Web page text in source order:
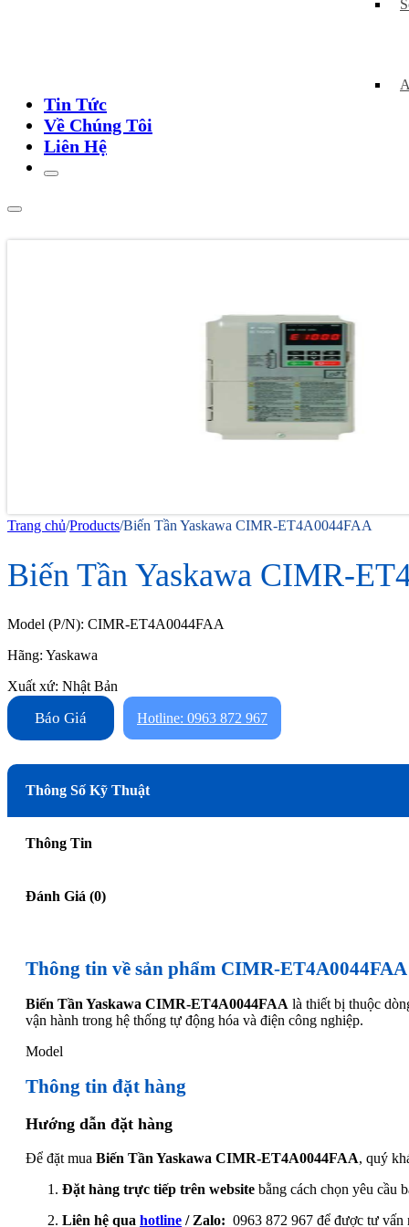
Tin Tức
Về Chúng Tôi
Liên Hệ
Trang chủ/Products/Biến Tần Yaskawa CIMR-ET4A0044FAA
Biến Tần Yaskawa CIMR-
Model (P/N): CIMR-ET4A0044FAA
Hãng: Yaskawa
Xuất xứ: Nhật Bản
Báo Giá Hotline: 0963 872 967
Thông Số Kỹ Thuật
Thông Tin
Đánh Giá (0)
Thông tin về sản phẩm CIMR-ET4A0044FAA
Biến Tần Yaskawa CIMR-ET4A0044FAA là thiết bị thuộc
vận hành trong hệ thống tự động hóa và điện công nghiệp.
Model
Thông tin đặt hàng
Hướng dẫn đặt hàng
Để đặt mua Biến Tần Yaskawa CIMR-ET4A0044FAA, quý
Đặt hàng trực tiếp trên website bằng cách chọn yêu cầu
Liên hệ qua hotline / Zalo: 0963 872 967 để được tư vấn